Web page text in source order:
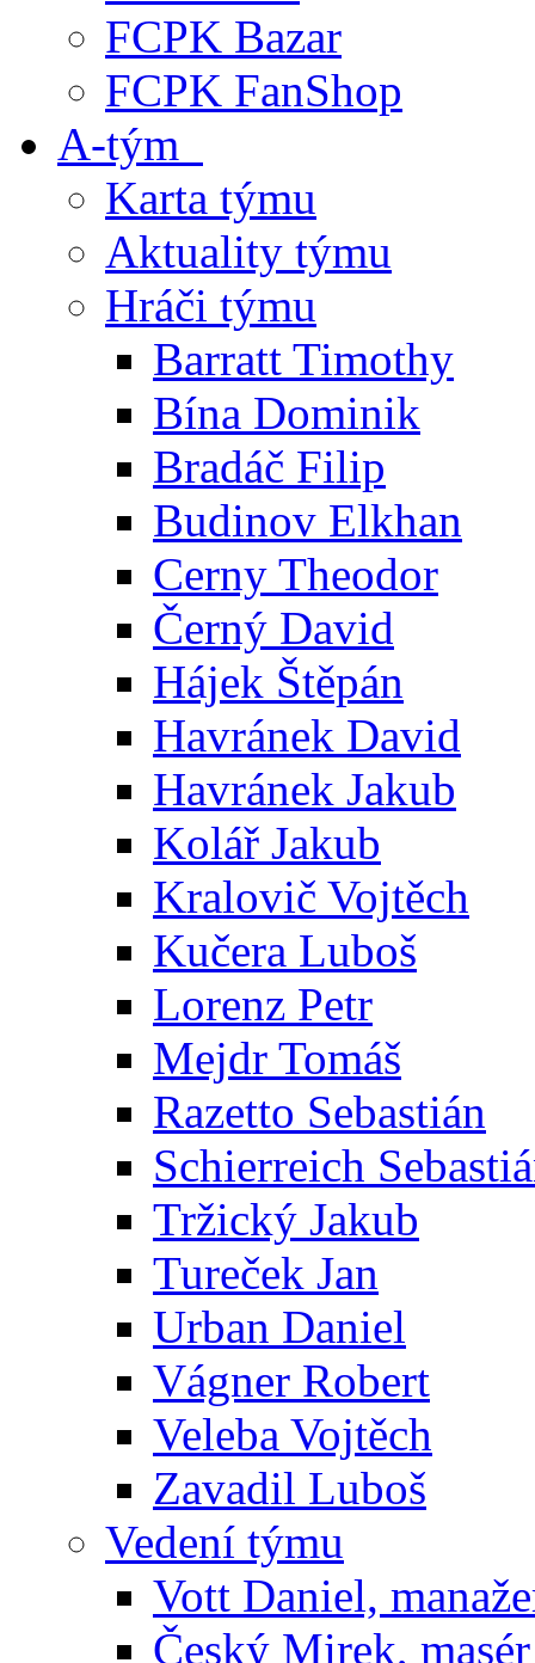
FCPK Bazar
FCPK FanShop
A-tým
Karta týmu
Aktuality týmu
Hráči týmu
Barratt Timothy
Bína Dominik
Bradáč Filip
Budinov Elkhan
Cerny Theodor
Černý David
Hájek Štěpán
Havránek David
Havránek Jakub
Kolář Jakub
Kralovič Vojtěch
Kučera Luboš
Lorenz Petr
Mejdr Tomáš
Razetto Sebastián
Schierreich
Tržický Jakub
Tureček Jan
Urban Daniel
Vágner Robert
Veleba Vojtěch
Zavadil Luboš
Vedení týmu
Vott Daniel,
Český Mirek, masér